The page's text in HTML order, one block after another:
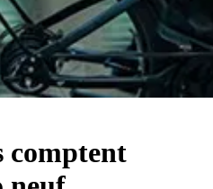
comptent